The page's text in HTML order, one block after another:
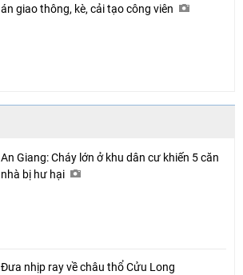
án giao thông, kè, cải tạo công viên
An Giang: Cháy lớn ở khu dân cư khiến 5 căn
nhà bị hư hại
Đưa nhịp ray về châu thổ Cửu Long